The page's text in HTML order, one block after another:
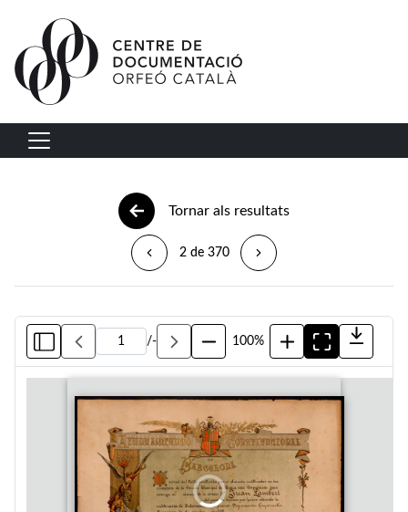
Vés al contingut
Navegació principal
Tornar als resultats
2 de 370
/- 100%